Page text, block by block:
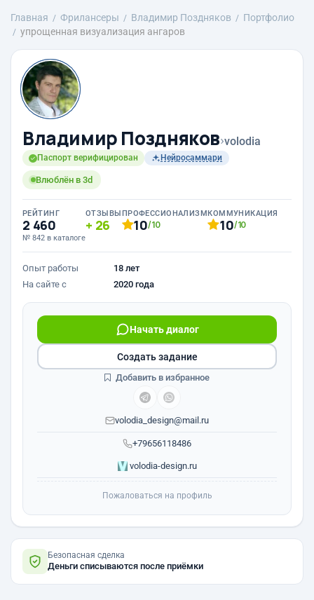
Главная Фрилансеры Владимир Поздняков
Портфолио
упрощенная визуализация ангаров
Владимир Поздняков›volodia
Паспорт верифицирован Нейросаммари
Влюблён в 3d
РЕЙТИНГ
2 460
№ 842 в каталоге
ОТЗЫВЫ
26
ПРОФЕССИОНАЛИЗМ
10/10
КОММУНИКАЦИЯ
10/10
Опыт работы
18 лет
На сайте с
2020 года
+79656118486
Начать диалог
volodia_design@mail.ru
volodia-design.ru
Создать задание
Добавить в избранное
Пожаловаться на профиль
Безопасная сделка
Деньги списываются после приёмки